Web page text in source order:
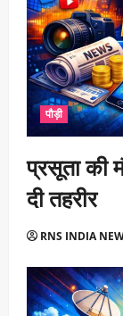
पौड़ी
प्रसूता की
दी तहरीर
RNS INDIA